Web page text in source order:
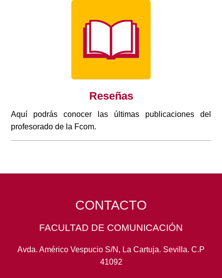
Reseñas
Aquí podrás conocer las últimas publicaciones del
profesorado de la Fcom.
CONTACTO
FACULTAD DE COMUNICACIÓN
Avda. Américo Vespucio S/N, La Cartuja. Sevilla. C.P
41092